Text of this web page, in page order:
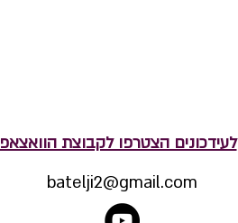
לעידכונים הצטרפו לקבוצת הוואצאפ
batelji2@gmail.com